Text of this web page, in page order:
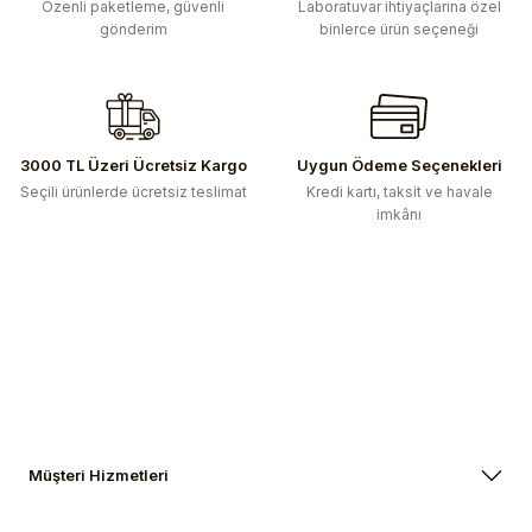
Bu ürüne benzer farklı alternatifler olmalı.
Gönder
Özenli paketleme, güvenli
gönderim
Laboratuvar ihtiyaçlarına özel
binlerce ürün seçeneği
3000 TL Üzeri Ücretsiz Kargo
Seçili ürünlerde ücretsiz teslimat
Uygun Ödeme Seçenekleri
Kredi kartı, taksit ve havale
imkânı
Müşteri Hizmetleri